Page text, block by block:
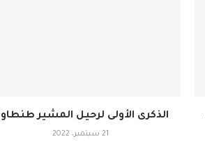
الذكرى الأولى لرحيل المشير
21 سبتمبر، 2022